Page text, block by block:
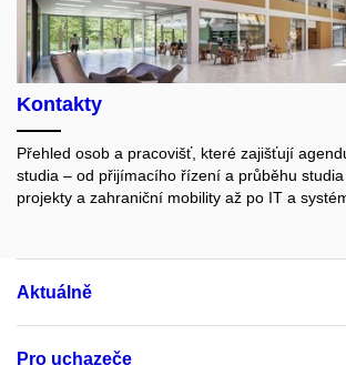
Kontakty
Přehled osob a pracovišť, které zajišťují
studia – od přijímacího řízení a průběhu studia
projekty a zahraniční mobility až po IT a
Aktuálně
Pro uchazeče